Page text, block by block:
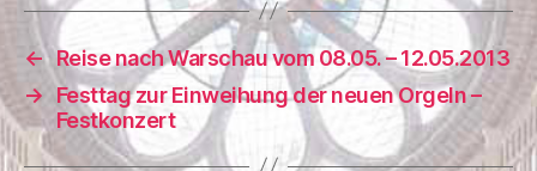
← Reise nach Warschau vom 08.05. – 12.05.2013
→
Festtag zur Einweihung der neuen Orgeln –
Festkonzert